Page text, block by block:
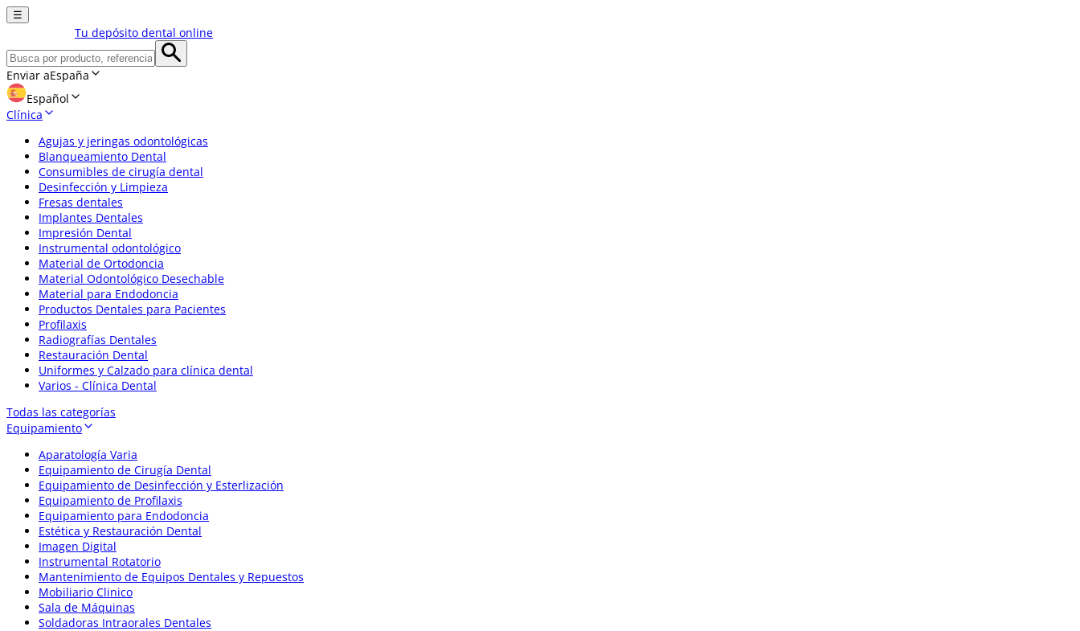
☰
Tu depósito dental online
Enviar aEspaña
Español
Clínica
Agujas y jeringas odontológicas
Blanqueamiento Dental
Consumibles de cirugía dental
Desinfección y Limpieza
Fresas dentales
Implantes Dentales
Impresión Dental
Instrumental odontológico
Material de Ortodoncia
Material Odontológico Desechable
Material para Endodoncia
Productos Dentales para Pacientes
Profilaxis
Radiografías Dentales
Restauración Dental
Uniformes y Calzado para clínica dental
Varios - Clínica Dental
Todas las categorías
Equipamiento
Aparatología Varia
Equipamiento de Cirugía Dental
Equipamiento de Desinfección y Esterlización
Equipamiento de Profilaxis
Equipamiento para Endodoncia
Estética y Restauración Dental
Imagen Digital
Instrumental Rotatorio
Mantenimiento de Equipos Dentales y Repuestos
Mobiliario Clinico
Sala de Máquinas
Soldadoras Intraorales Dentales